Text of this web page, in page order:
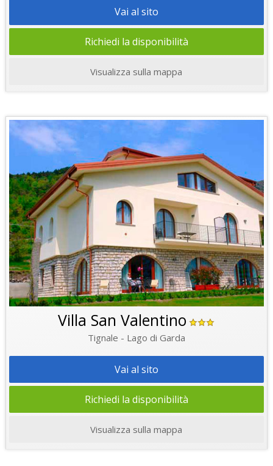
Vai al sito
Richiedi la disponibilità
Visualizza sulla mappa
Villa San Valentino
Tignale - Lago di Garda
Vai al sito
Richiedi la disponibilità
Visualizza sulla mappa